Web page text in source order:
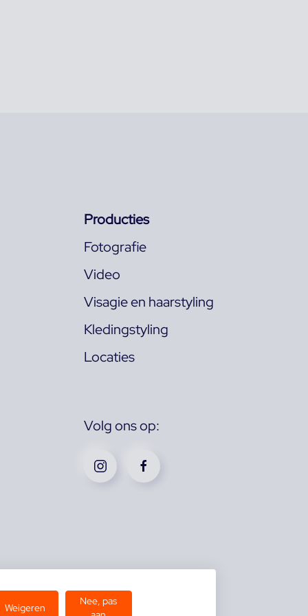
Producties
Fotografie
Video
Visagie en haarstyling
Kledingstyling
Locaties
Volg ons op:
Weigeren
Nee, pas